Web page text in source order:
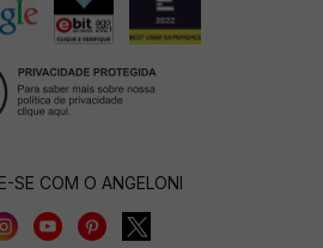
SE COM O ANGELONI